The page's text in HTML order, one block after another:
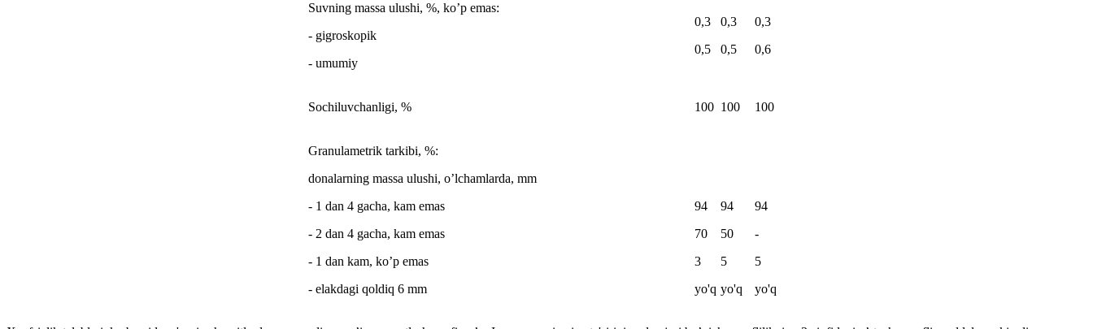
Suvning massa ulushi, %, ko’p emas:
- gigroskopik
- umumiy
0,3
0,5
0,3
0,5
0,3
0,6
Sochiluvchanligi, % 100 100 100
Granulametrik tarkibi, %:
donalarning massa ulushi, o’lchamlarda, mm
- 1 dan 4 gacha, kam emas
- 2 dan 4 gacha, kam emas
- 1 dan kam, ko’p emas
- elakdagi qoldiq 6 mm
94
70
3
yo'q
94
50
5
yo'q
94
-
5
yo'q